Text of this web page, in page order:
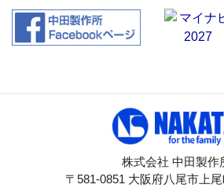
株式会社 中田製作
〒581-0851 大阪府八尾市上